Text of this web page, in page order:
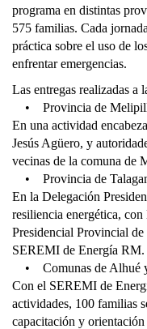
programa en distintas
575 familias. Cada
práctica sobre el uso de
enfrentar emergencias.
Las entregas realizadas a
• Provincia de
En una actividad
Jesús Agüero, y
vecinas de la comuna de
• Provincia de
En la Delegación
resiliencia energética,
Presidencial Provincial
SEREMI de Energía RM.
• Comunas de Alhué y
Con el SEREMI de
actividades, 100 familias
capacitación y orientación